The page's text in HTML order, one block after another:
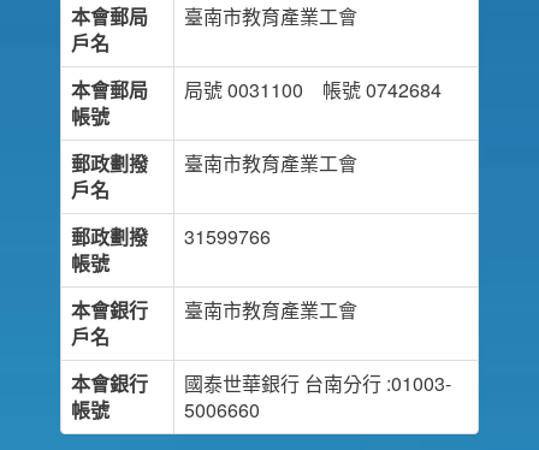
本會郵局
戶名
臺南市教育產業工會
本會郵局
帳號
局號 0031100 帳號 0742684
郵政劃撥
戶名
臺南市教育產業工會
郵政劃撥
帳號
31599766
本會銀行
戶名
臺南市教育產業工會
本會銀行
帳號
國泰世華銀行 台南分行 :01003-
5006660